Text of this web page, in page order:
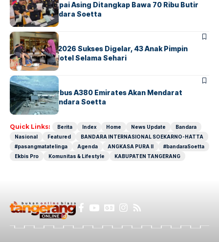
Kopilot Maskapai Asing Ditangkap Bawa 70 Ribu Butir
Ekstasi di Bandara Soetta
BERITAINDEX
GM For A Day 2026 Sukses Digelar, 43 Anak Pimpin
Operasional Hotel Selama Sehari
BANDARA BERITA
8 Agustus, Airbus A380 Emirates Akan Mendarat
Perdana di Bandara Soetta
Quick Links: Berita Index Home News Update
Bandara
Nasional
Featured
BANDARA INTERNASIONAL SOEKARNO-HATTA
#pasangmatatelinga
Agenda ANGKASA PURA II
#bandaraSoetta
Ekbis Pro
Komunitas & Lifestyle KABUPATEN TANGERANG